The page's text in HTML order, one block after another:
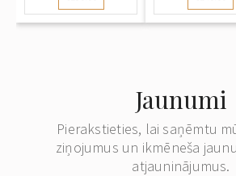
Jaunumi
Pierakstieties, lai saņēmtu
ziņojumus un ikmēneša
atjauninājumus.